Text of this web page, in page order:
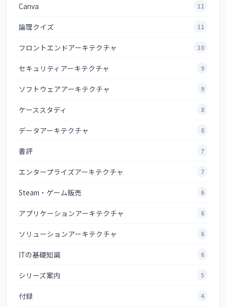
Canva 11
論理クイズ 11
フロントエンドアーキテクチャ 10
セキュリティアーキテクチャ 9
ソフトウェアアーキテクチャ 9
ケーススタディ 8
データアーキテクチャ 8
書評 7
エンタープライズアーキテクチャ 7
Steam・ゲーム販売 6
アプリケーションアーキテクチャ 6
ソリューションアーキテクチャ 6
ITの基礎知識 6
シリーズ案内 5
付録 4